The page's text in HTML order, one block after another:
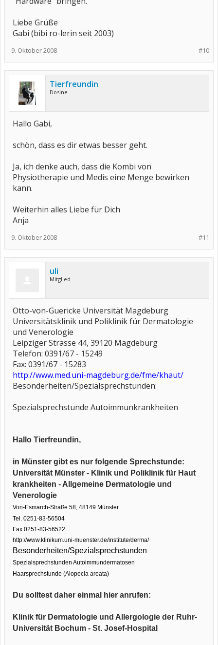
Liebe Grüße
Gabi (bibi ro-lerin seit 2003)
#10
9. Oktober 2008
Tierfreundin
Dosine
Hallo Gabi,
schön, dass es dir etwas besser geht.
Ja, ich denke auch, dass die Kombi von
Physiotherapie und Medis eine Menge bewirken
kann.
Weiterhin alles Liebe für Dich
Anja
#11
9. Oktober 2008
uli
Mitglied
Otto-von-Guericke Universität Magdeburg
Universitätsklinik und Poliklinik für Dermatologie
und Venerologie
Leipziger Strasse 44, 39120 Magdeburg
Telefon: 0391/67 - 15249
Fax: 0391/67 - 15283
http://www.med.uni-magdeburg.de/fme/khaut/
Besonderheiten/Spezialsprechstunden:
Spezialsprechstunde Autoimmunkrankheiten
Hallo Tierfreundin,
in Münster gibt es nur folgende Sprechstunde:
Universität Münster - Klinik und Poliklinik für Haut
krankheiten - Allgemeine Dermatologie und
Venerologie
Von-Esmarch-Straße 58, 48149 Münster
Tel. 0251-83-56504
Fax 0251-83-56522
http://www.klinikum.uni-muenster.de/institute/derma/
Besonderheiten/Spezialsprechstunden:
Spezialsprechstunden Autoimmundermatosen
Haarsprechstunde (Alopecia areata)
Du solltest daher einmal hier anrufen:
Klinik für Dermatologie und Allergologie der Ruhr-
Universität Bochum - St. Josef-Hospital